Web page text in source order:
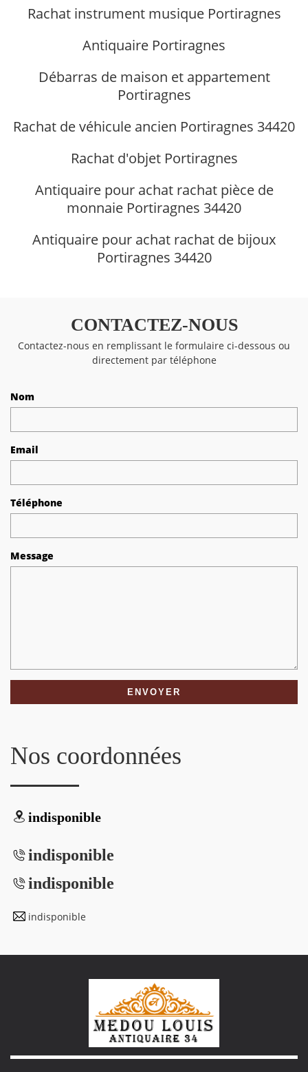
Rachat instrument musique Portiragnes
Antiquaire Portiragnes
Débarras de maison et appartement
Portiragnes
Rachat de véhicule ancien Portiragnes 34420
Rachat d'objet Portiragnes
Antiquaire pour achat rachat pièce de
monnaie Portiragnes 34420
Antiquaire pour achat rachat de bijoux
Portiragnes 34420
CONTACTEZ-NOUS
Contactez-nous en remplissant le formulaire ci-dessous ou
directement par téléphone
Nom
Email
Téléphone
Message
Nos coordonnées
indisponible
indisponible
indisponible
indisponible